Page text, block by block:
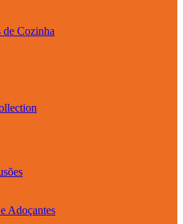
Cozinha
Adoçantes